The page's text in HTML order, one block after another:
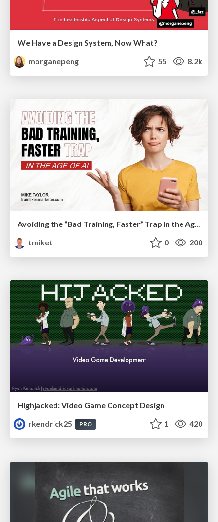
We Have a Design System, Now What?
morganepeng
55 8.2k
Avoiding the “Bad Training, Faster” Trap in the Age of AI
tmiket
0 200
Highjacked: Video Game Concept Design
rkendrick25
PRO 1 420